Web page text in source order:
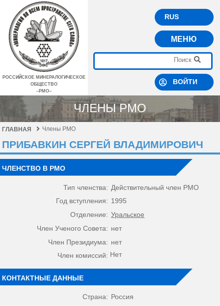
РОССИЙСКОЕ МИНЕРАЛОГИЧЕСКОЕ
ОБЩЕСТВО
–РМО–
RUS
МЕНЮ
ВОЙТИ
ЧЛЕНЫ РМО
ГЛАВНАЯ Члены РМО
ПРИБАВКИН СЕРГЕЙ ВЛАДИМИРОВИЧ
ЧЛЕНСТВО В РМО
Тип членства: Действительный член РМО
Год вступления: 1995
Отделение: Уральское
Член Ученого Совета: нет
Член Президиума: нет
Член комиссий: Нет
КОНТАКТНЫЕ ДАННЫЕ
Страна: Россия